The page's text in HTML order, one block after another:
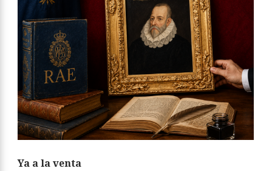
Ya a la venta